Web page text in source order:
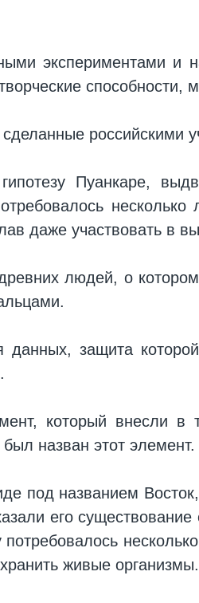
экспериментами и
способности,
российскими
Пуанкаре,
даже участвовать в
людей, о
защита
который внесли в
назван этот элемент.
под названием
его
потребовалось
живые организмы.